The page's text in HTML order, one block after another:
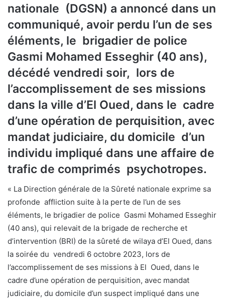
nationale (DGSN) a annoncé dans un
communiqué, avoir perdu l’un de ses
éléments, le brigadier de police
Gasmi Mohamed Esseghir (40 ans),
décédé vendredi soir, lors de
l’accomplissement de ses missions
dans la ville d’El Oued, dans le cadre
d’une opération de perquisition, avec
mandat judiciaire, du domicile d’un
individu impliqué dans une affaire de
trafic de comprimés psychotropes.
« La Direction générale de la Sûreté nationale exprime sa
profonde affliction suite à la perte de l’un de ses
éléments, le brigadier de police Gasmi Mohamed Esseghir
(40 ans), qui relevait de la brigade de recherche et
d’intervention (BRI) de la sûreté de wilaya d’El Oued, dans
la soirée du vendredi 6 octobre 2023, lors de
l’accomplissement de ses missions à El Oued, dans le
cadre d’une opération de perquisition, avec mandat
judiciaire, du domicile d’un suspect impliqué dans une